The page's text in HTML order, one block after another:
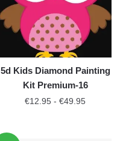
5d Kids Diamond Painting
Kit Premium-16
€12.95 - €49.95